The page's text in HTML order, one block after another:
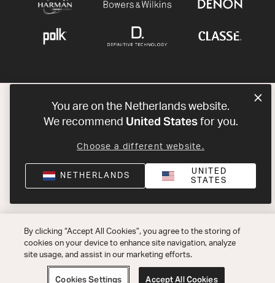
You are on the Netherlands website.
We recommend United Statesfor you.
Choose a different website.
NETHERLANDS
UNITED
STATES
By clicking “Accept All Cookies”, you agree to the storing of
cookies on your device to enhance site navigation, analyze
site usage, and assist in our marketing efforts.
Cookies Settings Accept All Cookies